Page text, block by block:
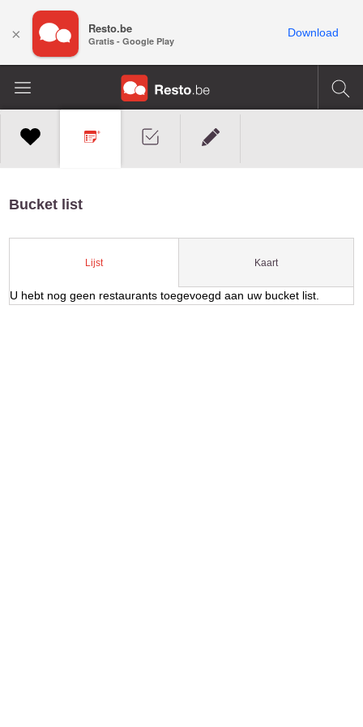
Bucket list
Lijst Kaart
U hebt nog geen restaurants toegevoegd aan uw bucket list.
× Resto.be
Gratis - Google Play
Download